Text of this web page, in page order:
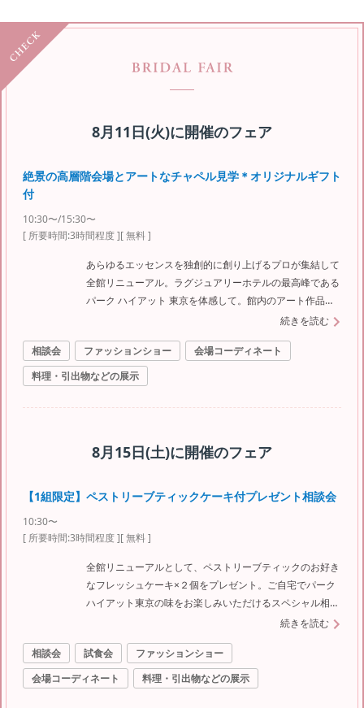
8月11日(火)に開催のフェア
絶景の高層階会場とアートなチャペル見学＊オリジナルギフト
付
10:30〜/15:30〜
[ 所要時間:3時間程度][ 無料 ]
あらゆるエッセンスを独創的に創り上げるプロが集結して
全館リニューアル。ラグジュアリーホテルの最高峰である
パーク ハイアット 東京を体感して。館内のアート作品を
美術館を巡るような体験をしていただきます。続きを読む
相談会 ファッションショー
会場コーディネート
料理・引出物などの展示
8月15日(土)に開催のフェア
【1組限定】ペストリーブティックケーキ付プレゼント相談会
10:30〜
[ 所要時間:3時間程度][ 無料 ]
全館リニューアルとして、ペストリーブティックのお好き
なフレッシュケーキ×２個をプレゼント。ご自宅でパーク
ハイアット東京の味をお楽しみいただけるスペシャル相談
続きを読む
相談会 試食会
ファッションショー
会場コーディネート
料理・引出物などの展示